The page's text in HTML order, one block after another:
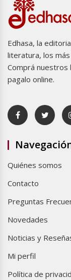
Edhasa, la
literatura, los
Comprá
pagalo online.
Quiénes somos
Contacto
Preguntas
Novedades
Noticias y
Mi perfil
Política de